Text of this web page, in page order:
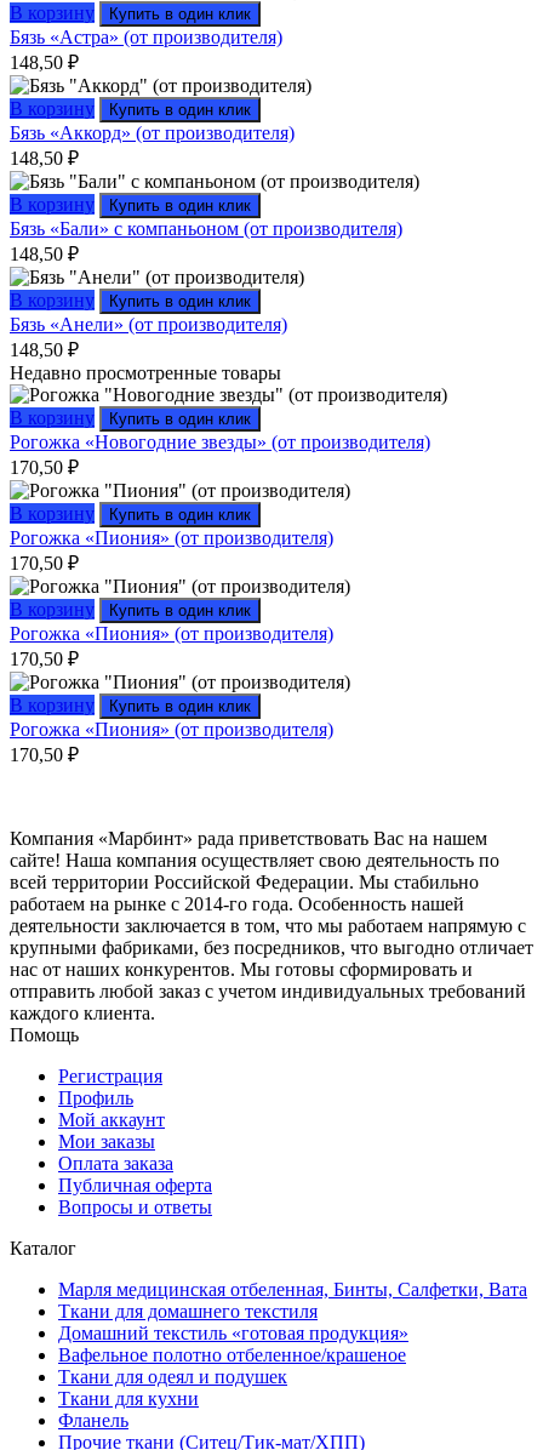
В корзину Купить в один клик
Бязь «Астра» (от производителя)
148,50 ₽
В корзину Купить в один клик
Бязь «Аккорд» (от производителя)
148,50 ₽
В корзину Купить в один клик
Бязь «Бали» с компаньоном (от производителя)
148,50 ₽
В корзину Купить в один клик
Бязь «Анели» (от производителя)
148,50 ₽
Недавно просмотренные товары
В корзину Купить в один клик
Рогожка «Новогодние звезды» (от производителя)
170,50 ₽
В корзину Купить в один клик
Рогожка «Пиония» (от производителя)
170,50 ₽
В корзину Купить в один клик
Рогожка «Пиония» (от производителя)
170,50 ₽
В корзину Купить в один клик
Рогожка «Пиония» (от производителя)
170,50 ₽
Компания «Марбинт» рада приветствовать Вас на нашем
сайте! Наша компания осуществляет свою деятельность по
всей территории Российской Федерации. Мы стабильно
работаем на рынке с 2014-го года. Особенность нашей
деятельности заключается в том, что мы работаем напрямую с
крупными фабриками, без посредников, что выгодно отличает
нас от наших конкурентов. Мы готовы сформировать и
отправить любой заказ с учетом индивидуальных требований
каждого клиента.
Помощь
Регистрация
Профиль
Мой аккаунт
Мои заказы
Оплата заказа
Публичная оферта
Вопросы и ответы
Каталог
Марля медицинская отбеленная, Бинты, Салфетки, Вата
Ткани для домашнего текстиля
Домашний текстиль «готовая продукция»
Вафельное полотно отбеленное/крашеное
Ткани для одеял и подушек
Ткани для кухни
Фланель
Прочие ткани (Ситец/Тик-мат/ХПП)